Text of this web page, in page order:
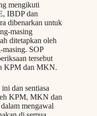
mengikuti
IBDP dan
dibenarkan untuk
masing
ditetapkan oleh
masing. SOP
tersebut
KPM dan MKN.
dan sentiasa
KPM, MKN dan
mengawal